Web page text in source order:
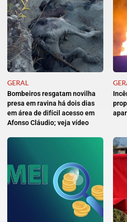
GERAL
Bombeiros resgatam novilha
presa em ravina há dois dias
em área de difícil acesso em
Afonso Cláudio; veja vídeo